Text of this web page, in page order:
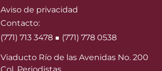
Aviso de privacidad
Contacto:
(771) 713 3478 ■ (771) 778 0538
Viaducto Río de las Avenidas No. 200